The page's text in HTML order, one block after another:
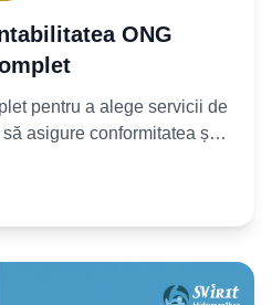
ONG
pentru a alege servicii de
asigure conformitatea și